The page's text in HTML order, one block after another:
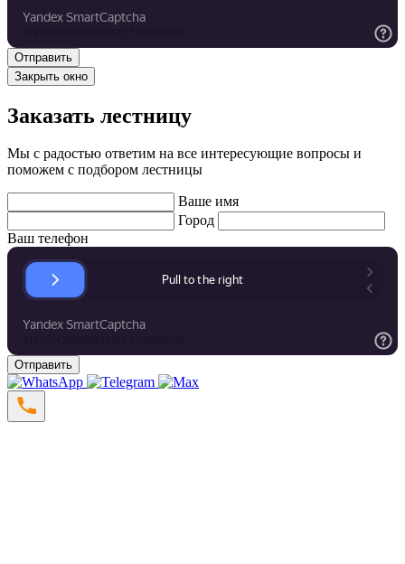
Закрыть окно
Заказать лестницу
Мы с радостью ответим на все интересующие вопросы и
поможем с подбором лестницы
Ваше имя
Город
Ваш телефон